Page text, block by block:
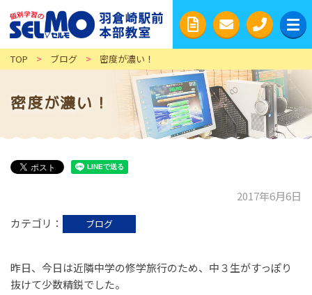
TOP > ブログ > 密度が濃い！
密度が濃い！
2017年6月6日
カテゴリ
ブログ
昨日、今日は近隣中学の修学旅行のため、中３生がすっぽり
抜けて少数精鋭でした。